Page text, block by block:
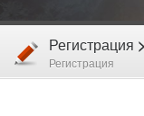
Регистрация >
Регистрация